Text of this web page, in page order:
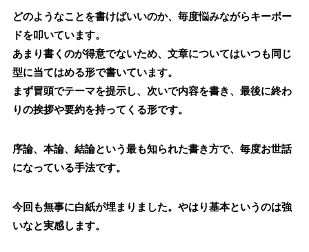
どのようなことを書けばいいのか、毎度悩みながらキーボー
ドを叩いています。
あまり書くのが得意でないため、文章についてはいつも同じ
型に当てはめる形で書いています。
まず冒頭でテーマを提示し、次いで内容を書き、最後に終わ
りの挨拶や要約を持ってくる形です。
序論、本論、結論という最も知られた書き方で、毎度お世話
になっている手法です。
今回も無事に白紙が埋まりました。やはり基本というのは強
いなと実感します。